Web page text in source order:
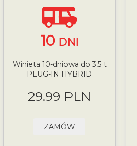
10 DNI
Winieta 10-dniowa do 3,5 t
PLUG-IN HYBRID
29.99 PLN
ZAMÓW